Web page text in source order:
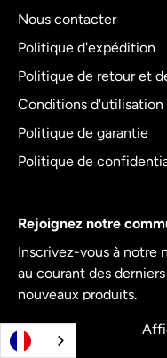
Nous contacter
Politique d'expédition
Politique de retour et
Conditions d'utilisation
Politique de garantie
Politique de
Rejoignez notre
Inscrivez-vous à notre
au courant des
nouveaux produits.